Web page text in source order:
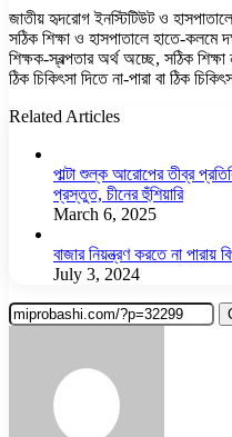
জাতীয় হৃদরোগ ইনস্টিটিউট ও
সঠিক শিক্ষা ও হাসপাতালে হাতে-কলমে
শিক্ষক-স্বল্পতার অর্থ অচ্ছে, সঠিক
ঠিক চিকিৎসা দিতে না-পারা বা ঠিক
Related Articles
পাল্টা শুল্ক আরোপের তীব্র
প্রস্তুত, চীনের হুঁশিয়ারি
March 6, 2025
বাজার নিয়ন্ত্রণ করতে না
July 3, 2024